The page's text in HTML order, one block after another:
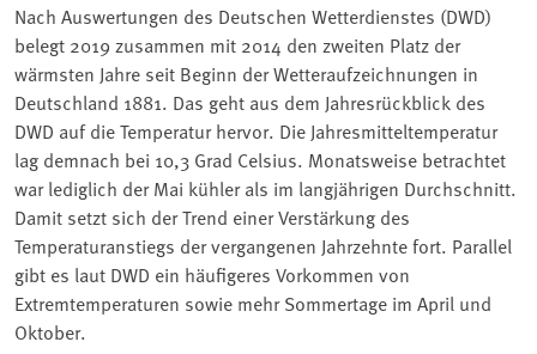
Nach Auswertungen des Deutschen Wetterdienstes (DWD)
belegt 2019 zusammen mit 2014 den zweiten Platz der
wärmsten Jahre seit Beginn der Wetteraufzeichnungen in
Deutschland 1881. Das geht aus dem Jahresrückblick des
DWD auf die Temperatur hervor. Die Jahresmitteltemperatur
lag demnach bei 10,3 Grad Celsius. Monatsweise betrachtet
war lediglich der Mai kühler als im langjährigen Durchschnitt.
Damit setzt sich der Trend einer Verstärkung des
Temperaturanstiegs der vergangenen Jahrzehnte fort. Parallel
gibt es laut DWD ein häufigeres Vorkommen von
Extremtemperaturen sowie mehr Sommertage im April und
Oktober.